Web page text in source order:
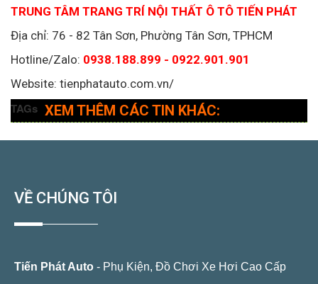
TRUNG TÂM TRANG TRÍ NỘI THẤT Ô TÔ TIẾN PHÁT
Địa chỉ: 76 - 82 Tân Sơn, Phường Tân Sơn, TPHCM
Hotline/Zalo: 0938.188.899 - 0922.901.901
Website: tienphatauto.com.vn/
TAGs XEM THÊM CÁC TIN KHÁC:
VỀ CHÚNG TÔI
Tiến Phát Auto - Phụ Kiện, Đồ Chơi Xe Hơi Cao Cấp